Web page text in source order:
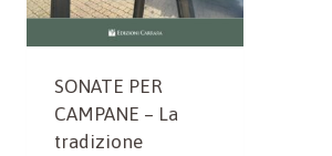
SONATE PER
CAMPANE – La
tradizione